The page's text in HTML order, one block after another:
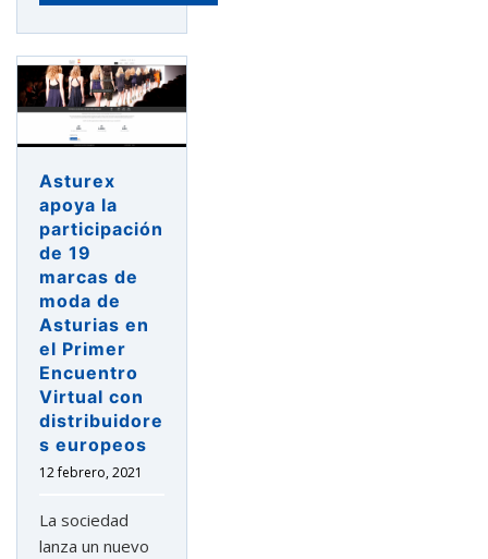
fundador
y
CEO
Hoopoe
Running
Apparel:»
Asturex
apoya la
participación
de 19
marcas de
moda de
Asturias en
el Primer
Encuentro
Virtual con
distribuidore
s europeos
12 febrero, 2021
La sociedad
lanza un nuevo